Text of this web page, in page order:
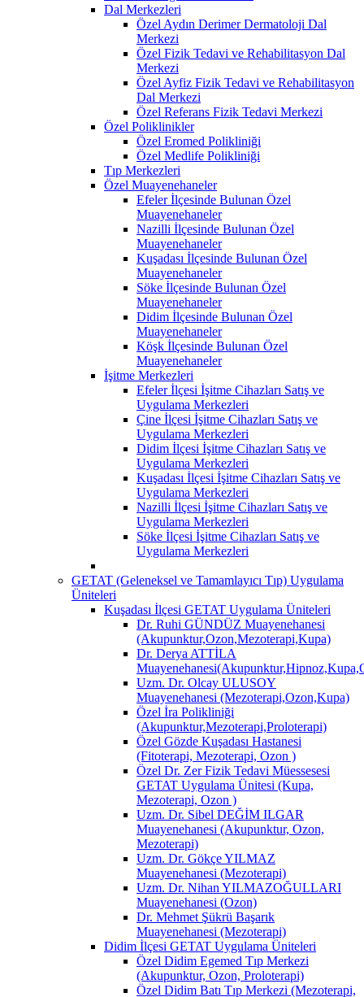
Dal Merkezleri
Özel Aydın Derimer Dermatoloji Dal
Merkezi
Özel Fizik Tedavi ve Rehabilitasyon Dal
Merkezi
Özel Ayfiz Fizik Tedavi ve Rehabilitasyon
Dal Merkezi
Özel Referans Fizik Tedavi Merkezi
Özel Poliklinikler
Özel Eromed Polikliniği
Özel Medlife Polikliniği
Tıp Merkezleri
Özel Muayenehaneler
Efeler İlçesinde Bulunan Özel
Muayenehaneler
Nazilli İlçesinde Bulunan Özel
Muayenehaneler
Kuşadası İlçesinde Bulunan Özel
Muayenehaneler
Söke İlçesinde Bulunan Özel
Muayenehaneler
Didim İlçesinde Bulunan Özel
Muayenehaneler
Köşk İlçesinde Bulunan Özel
Muayenehaneler
İşitme Merkezleri
Efeler İlçesi İşitme Cihazları Satış ve
Uygulama Merkezleri
Çine İlçesi İşitme Cihazları Satış ve
Uygulama Merkezleri
Didim İlçesi İşitme Cihazları Satış ve
Uygulama Merkezleri
Kuşadası İlçesi İşitme Cihazları Satış ve
Uygulama Merkezleri
Nazilli İlçesi İşitme Cihazları Satış ve
Uygulama Merkezleri
Söke İlçesi İşitme Cihazları Satış ve
Uygulama Merkezleri
GETAT (Geleneksel ve Tamamlayıcı Tıp) Uygulama
Üniteleri
Kuşadası İlçesi GETAT Uygulama Üniteleri
Dr. Ruhi GÜNDÜZ Muayenehanesi
(Akupunktur,Ozon,Mezoterapi,Kupa)
Dr. Derya ATTİLA
Uzm. Dr. Olcay ULUSOY
Muayenehanesi (Mezoterapi,Ozon,Kupa)
Özel İra Polikliniği
(Akupunktur,Mezoterapi,Proloterapi)
Özel Gözde Kuşadası Hastanesi
(Fitoterapi, Mezoterapi, Ozon )
Özel Dr. Zer Fizik Tedavi Müessesesi
GETAT Uygulama Ünitesi (Kupa,
Mezoterapi, Ozon )
Uzm. Dr. Sibel DEĞİM ILGAR
Muayenehanesi (Akupunktur, Ozon,
Mezoterapi)
Uzm. Dr. Gökçe YILMAZ
Muayenehanesi (Mezoterapi)
Uzm. Dr. Nihan YILMAZOĞULLARI
Muayenehanesi (Ozon)
Dr. Mehmet Şükrü Başarık
Muayenehanesi (Mezoterapi)
Didim İlçesi GETAT Uygulama Üniteleri
Özel Didim Egemed Tıp Merkezi
(Akupunktur, Ozon, Proloterapi)
Özel Didim Batı Tıp Merkezi (Mezoterapi,